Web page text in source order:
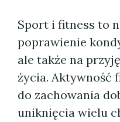
Sport i fitness to
poprawienie
ale także na
życia. Aktywność
do zachowania
uniknięcia wielu